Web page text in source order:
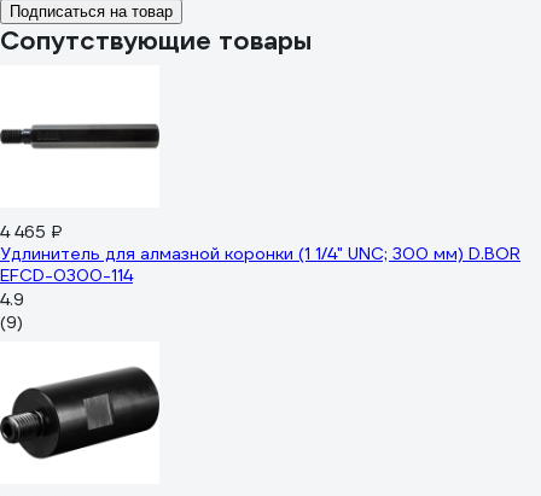
Подписаться на товар
Сопутствующие товары
4 465 ₽
Удлинитель для алмазной коронки (1 1/4" UNC; 300 мм) D.BOR
EFCD-0300-114
4.9
(9)